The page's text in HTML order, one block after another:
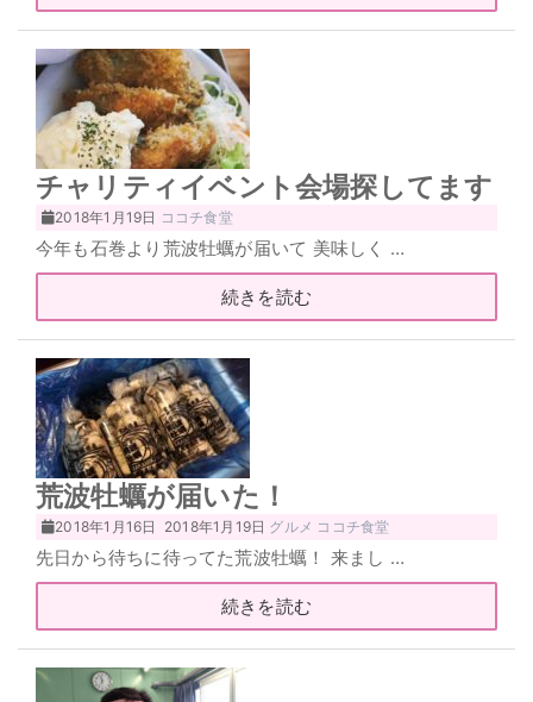
チャリティイベント会場探してます
2018年1月19日 ココチ食堂
今年も石巻より荒波牡蠣が届いて 美味しく …
続きを読む
荒波牡蠣が届いた！
2018年1月16日 2018年1月19日 グルメ ココチ食堂
先日から待ちに待ってた荒波牡蠣！ 来まし …
続きを読む